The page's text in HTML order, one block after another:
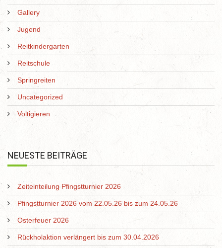
Gallery
Jugend
Reitkindergarten
Reitschule
Springreiten
Uncategorized
Voltigieren
NEUESTE BEITRÄGE
Zeiteinteilung Pfingstturnier 2026
Pfingstturnier 2026 vom 22.05.26 bis zum 24.05.26
Osterfeuer 2026
Rückholaktion verlängert bis zum 30.04.2026